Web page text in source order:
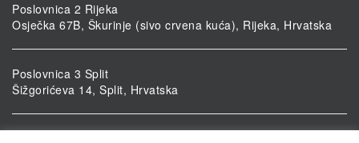
Poslovnica 2 Rijeka
Osječka 67B, Škurinje (sivo crvena kuća), Rijeka, Hrvatska
Poslovnica 3 Split
Šižgorićeva 14, Split, Hrvatska